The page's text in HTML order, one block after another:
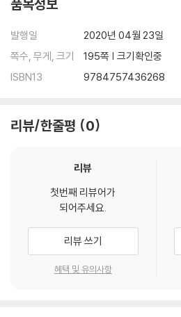
품목정보
발행일
2020년 04월 23일
쪽수, 무게, 크기
195쪽 | 크기확인중
ISBN13
9784757436268
리뷰/한줄평 0
리뷰
첫번째 리뷰어가
되어주세요.
리뷰 쓰기
혜택 및 유의사항